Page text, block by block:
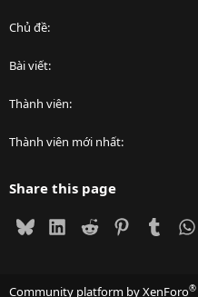
Chủ đề
Bài viết
Thành viên
Thành viên mới nhất
Share this page
BlueskyLinkedIn
Reddit PinterestTumblr
Community platform by XenForo®